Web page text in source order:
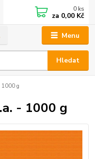
Menu
Hledat
0 ks
za 0,00 Kč
g
- 1000 g